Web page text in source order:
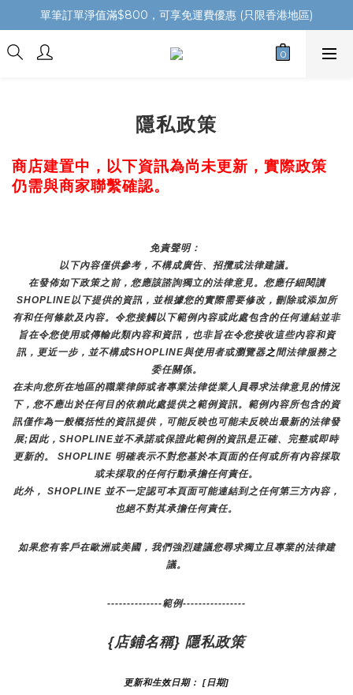
單筆訂單淨值滿$800，可享免運費優惠 (只限香港地區)
隱私政策
商店建置中，以下資訊為尚未更新，實際政策
仍需與商家聯繫確認。
免責聲明：
以下內容僅供參考，不構成廣告、招攬或法律建議。
在發佈如下政策之前，您應該諮詢獨立的法律意見。您應仔細閱讀
SHOPLINE以下提供的資訊，並根據您的實際需要修改，刪除或添加所
有和任何條款及內容。令您接觸以下範例內容或此處包含的任何連結並非
旨在令您使用或傳輸此類內容和資訊，也非旨在令您接收這些內容和資
訊，更近一步，並不構成SHOPLINE與使用者或瀏覽器之間法律服務之
委任關係。
在未向您所在地區的職業律師或者專業法律從業人員尋求法律意見的情況
下，您不應出於任何目的依賴此處提供之範例資訊。範例內容所包含的資
訊僅作為一般概括性的資訊提供，可能反映也可能未反映出最新的法律發
展;因此，SHOPLINE並不承諾或保證此範例的資訊是正確、完整或即時
更新的。 SHOPLINE 明確表示不對您基於本頁面的任何或所有內容採取
或未採取的任何行動承擔任何責任。
此外， SHOPLINE 並不一定認可本頁面可能連結到之任何第三方內容，
也絕不對其承擔任何責任。
如果您有客戶在歐洲或美國，我們強烈建議您尋求獨立且專業的法律建
議。
--------------範例----------------
{店鋪名稱} 隱私政策
更新和生效日期： [日期]